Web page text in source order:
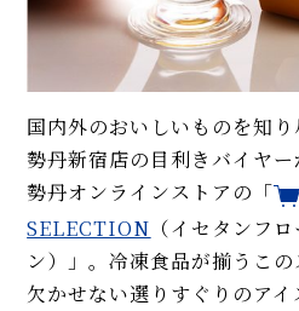
国内外のおいしいものを知
勢丹新宿店の目利きバイヤ
勢丹オンラインストアの「
SELECTION （イセタンフ
ン）」。冷凍食品が揃うこ
欠かせない選りすぐりのア